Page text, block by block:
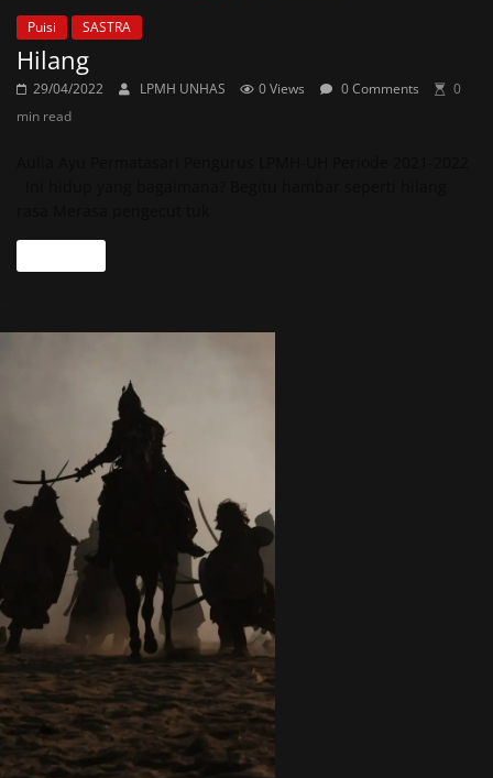
Puisi SASTRA
Hilang
29/04/2022 LPMH UNHAS 0 Views 0 Comments
0
min read